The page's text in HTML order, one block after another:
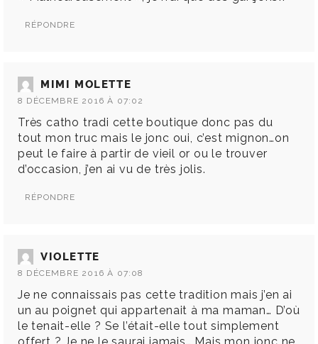
RÉPONDRE
MIMI MOLETTE
8 DÉCEMBRE 2016 À 07:02
Très catho tradi cette boutique donc pas du
tout mon truc mais le jonc oui, c’est mignon…on
peut le faire à partir de vieil or ou le trouver
d’occasion, j’en ai vu de très jolis.
RÉPONDRE
VIOLETTE
8 DÉCEMBRE 2016 À 07:08
Je ne connaissais pas cette tradition mais j’en ai
un au poignet qui appartenait à ma maman… D’où
le tenait-elle ? Se l’était-elle tout simplement